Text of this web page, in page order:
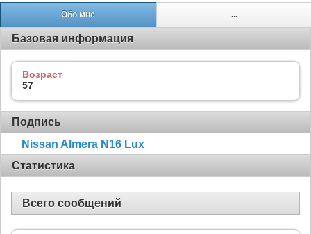
Обо мне ...
Базовая информация
Возраст
57
Подпись
Nissan Almera N16 Lux
Статистика
Всего сообщений